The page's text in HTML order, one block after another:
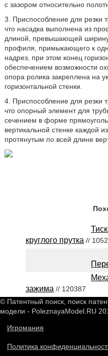
с зазором относительно
3. Приспособление для резки
что насадка выполнена из
длиной, превышающей ширину
профиля, примыкающего к
надрез, при этом конец
обеспечением возможности
опора ролика закреплена на
горизонтальной стенки.
4. Приспособление для резки
что опорный элемент для
сечением в форме
вертикальной стенке каждой
протянутым по всей длине
круглого прутка //
зажима // 120387
© Патентный поиск, поиск
модели - PoleznayaModel.RU
Игромания
Политика